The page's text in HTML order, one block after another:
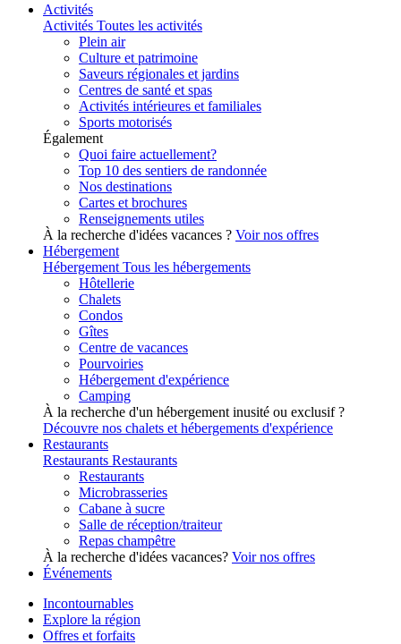
Activités
Activités Toutes les activités
Plein air
Culture et patrimoine
Saveurs régionales et jardins
Centres de santé et spas
Activités intérieures et familiales
Sports motorisés
Également
Quoi faire actuellement?
Top 10 des sentiers de randonnée
Nos destinations
Cartes et brochures
Renseignements utiles
À la recherche d'idées vacances ? Voir nos offres
Hébergement
Hébergement Tous les hébergements
Hôtellerie
Chalets
Condos
Gîtes
Centre de vacances
Pourvoiries
Hébergement d'expérience
Camping
À la recherche d'un hébergement inusité ou exclusif ?
Découvre nos chalets et hébergements d'expérience
Restaurants
Restaurants Restaurants
Restaurants
Microbrasseries
Cabane à sucre
Salle de réception/traiteur
Repas champêtre
À la recherche d'idées vacances? Voir nos offres
Événements
Incontournables
Explore la région
Offres et forfaits